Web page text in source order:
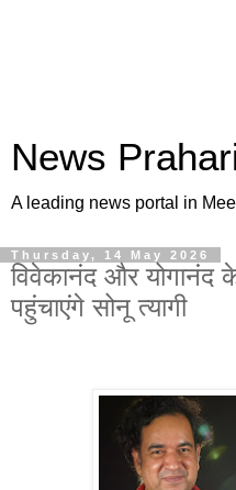
News
A leading news portal in
Thursday, 14 May 2026
विवेकानंद और योगानंद
पहुंचाएंगे सोनू त्यागी